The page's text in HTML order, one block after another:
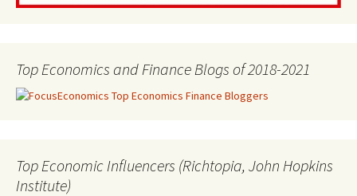
Top Economics and Finance Blogs of 2018-2021
Top Economic Influencers (Richtopia, John Hopkins
Institute)